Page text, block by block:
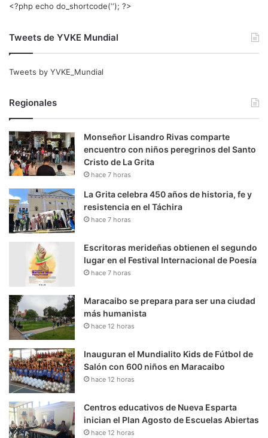
<?php echo do_shortcode(‘‘); ?>
Tweets de YVKE Mundial
Tweets by YVKE_Mundial
Regionales
Monseñor Lisandro Rivas comparte
encuentro con niños peregrinos del Santo
Cristo de La Grita
hace 7 horas
La Grita celebra 450 años de historia, fe y
resistencia en el Táchira
hace 7 horas
Escritoras merideñas obtienen el segundo
lugar en el Festival Internacional de Poesía
hace 7 horas
Maracaibo se prepara para ser una ciudad
más humanista
hace 12 horas
Inauguran el Mundialito Kids de Fútbol de
Salón con 600 niños en Maracaibo
hace 12 horas
Centros educativos de Nueva Esparta
inician el Plan Agosto de Escuelas Abiertas
hace 12 horas